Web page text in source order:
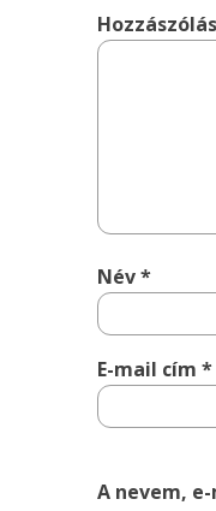
Név*
E-mail cím*
A nevem,